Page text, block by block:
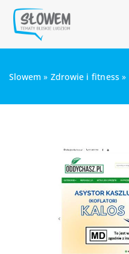
Slowem » Zdrowie i fitness »